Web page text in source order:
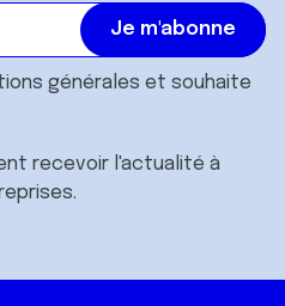
générales et souhaite
recevoir l'actualité à